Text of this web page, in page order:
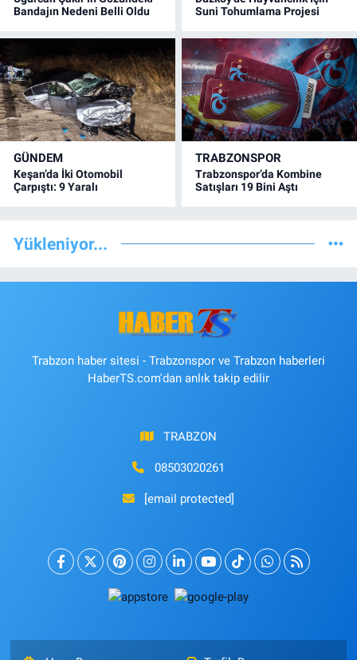
Bandajın Nedeni Belli Oldu
Suni Tohumlama Projesi
GÜNDEM
Keşan’da İki Otomobil
Çarpıştı: 9 Yaralı
TRABZONSPOR
Trabzonspor’da Kombine
Satışları 19 Bini Aştı
Yükleniyor...
Trabzon haber sitesi - Trabzonspor ve Trabzon haberleri
HaberTS.com'dan anlık takip edilir
TRABZON
08503020261
[email protected]